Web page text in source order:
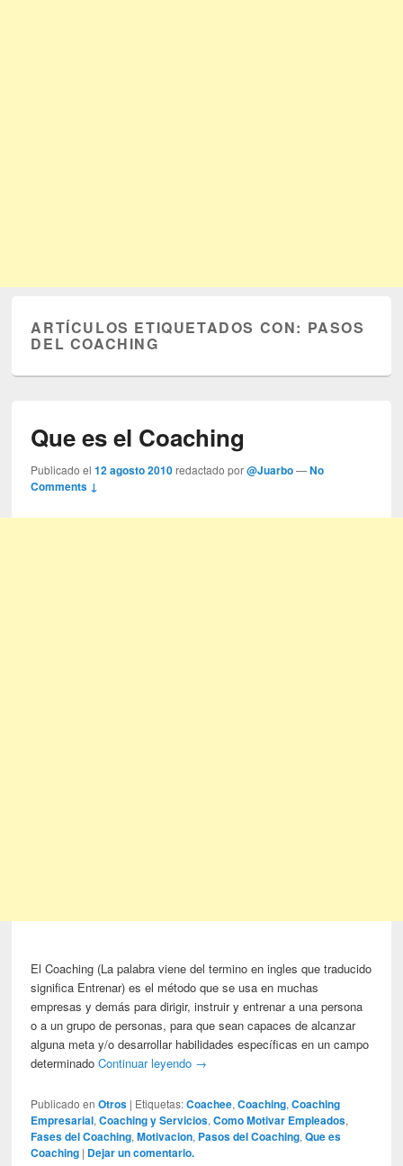
ARTÍCULOS ETIQUETADOS CON: PASOS
DEL COACHING
Que es el Coaching
Publicado el12 agosto 2010 redactado por@Juarbo —No
Comments ↓
El Coaching (La palabra viene del termino en ingles que traducido
significa Entrenar) es el método que se usa en muchas
empresas y demás para dirigir, instruir y entrenar a una persona
o a un grupo de personas, para que sean capaces de alcanzar
alguna meta y/o desarrollar habilidades específicas en un campo
determinadoContinuar leyendo →
Publicado en Otros | Etiquetas: Coachee,Coaching,Coaching
Empresarial,Coaching y Servicios,Como Motivar Empleados,
Fases del Coaching,Motivacion, Pasos del Coaching,Que es
Coaching | Dejar un comentario.